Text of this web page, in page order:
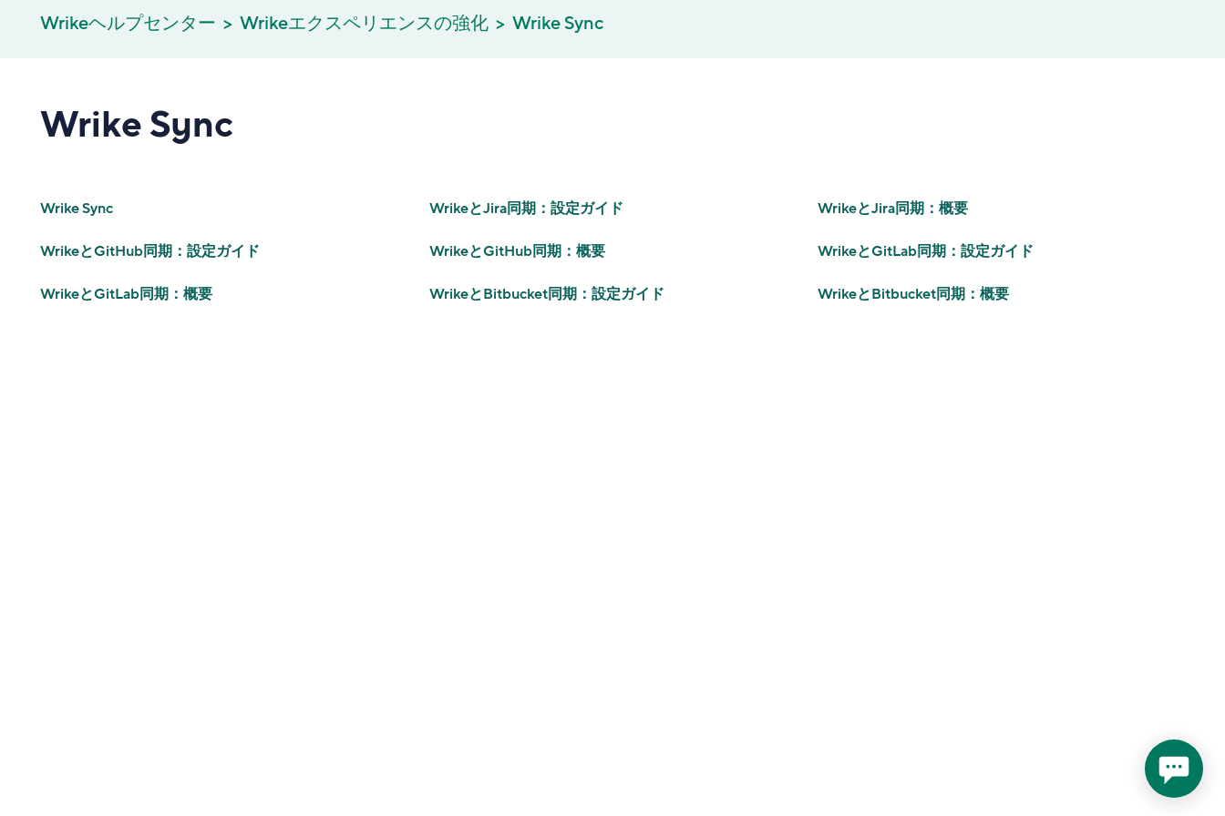
Wrikeヘルプセンター Wrikeエクスペリエンスの強化 Wrike Sync
Wrike Sync
Wrike Sync WrikeとJira同期：設定ガイド WrikeとJira同期：概要
WrikeとGitHub同期：設定ガイド WrikeとGitHub同期：概要 WrikeとGitLab同期：設定ガイド
WrikeとGitLab同期：概要 WrikeとBitbucket同期：設定ガイド WrikeとBitbucket同期：概要